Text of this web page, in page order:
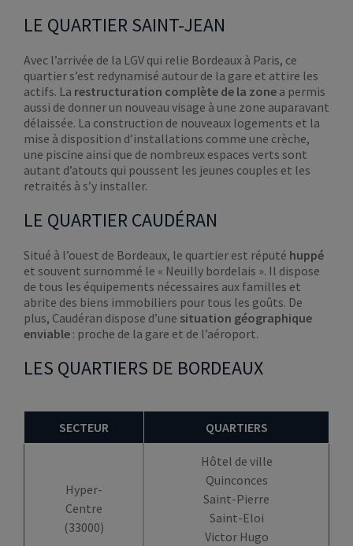
LE QUARTIER SAINT-JEAN
Avec l’arrivée de la LGV qui relie Bordeaux à Paris, ce
quartier s’est redynamisé autour de la gare et attire les
actifs. La restructuration complète de la zone a permis
aussi de donner un nouveau visage à une zone auparavant
délaissée. La construction de nouveaux logements et la
mise à disposition d’installations comme une crèche,
une piscine ainsi que de nombreux espaces verts sont
autant d’atouts qui poussent les jeunes couples et les
retraités à s’y installer.
LE QUARTIER CAUDÉRAN
Situé à l’ouest de Bordeaux, le quartier est réputé huppé
et souvent surnommé le « Neuilly bordelais ». Il dispose
de tous les équipements nécessaires aux familles et
abrite des biens immobiliers pour tous les goûts. De
plus, Caudéran dispose d’une situation géographique
enviable : proche de la gare et de l’aéroport.
LES QUARTIERS DE BORDEAUX
SECTEUR QUARTIERS
Hyper-
Centre
(33000)
Hôtel de ville
Quinconces
Saint-Pierre
Saint-Eloi
Victor Hugo